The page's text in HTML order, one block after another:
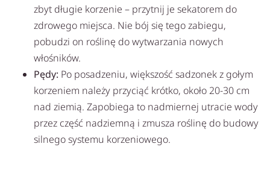
zbyt długie korzenie – przytnij je sekatorem do
zdrowego miejsca. Nie bój się tego zabiegu,
pobudzi on roślinę do wytwarzania nowych
włośników.
Pędy: Po posadzeniu, większość sadzonek z gołym
korzeniem należy przyciąć krótko, około 20-30 cm
nad ziemią. Zapobiega to nadmiernej utracie wody
przez część nadziemną i zmusza roślinę do budowy
silnego systemu korzeniowego.